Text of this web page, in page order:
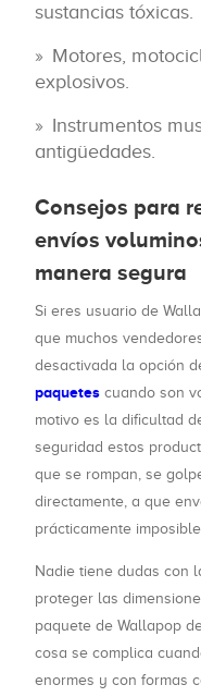
sustancias tóxicas.
Motores,
explosivos.
Instrumentos
antigüedades.
Consejos para
envíos
manera segura
Si eres usuario de
que muchos
desactivada la opción
paquetes cuando son
motivo es la dificultad
seguridad estos
que se rompan, se
directamente, a que
prácticamente
Nadie tiene dudas con
proteger las
paquete de Wallapop
cosa se complica
enormes y con formas